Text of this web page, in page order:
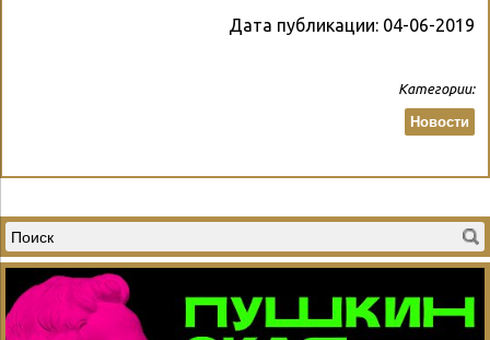
Дата публикации: 04-06-2019
Категории:
Новости